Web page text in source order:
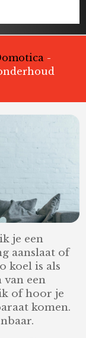
-
je een
aanslaat of
koel is als
een
of hoor je
komen.